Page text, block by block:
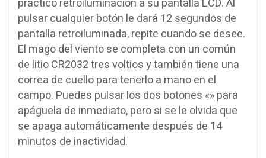
práctico retroiluminación a su pantalla LCD.Al
pulsar cualquier botón le dará 12 segundos de
pantalla retroiluminada, repite cuando se desee.
El mago del viento se completa con un común
de litio CR2032 tres voltios y también tiene una
correa de cuello para tenerlo a mano en el
campo. Puedes pulsar los dos botones «» para
apáguela de inmediato, pero si se le olvida que
se apaga automáticamente después de 14
minutos de inactividad.